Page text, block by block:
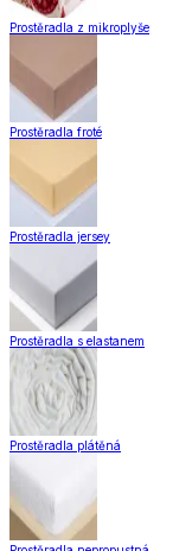
Prostěradla z mikroplyše
Prostěradla froté
Prostěradla jersey
Prostěradla s elastanem
Prostěradla plátěná